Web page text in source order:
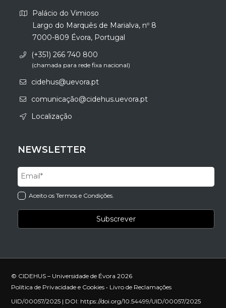
Palácio do Vimioso
Largo do Marquês de Marialva, nº 8
7000-809 Évora, Portugal
(+351) 266 740 800
(chamada para rede fixa nacional)
cidehus@uevora.pt
comunicação@cidehus.uevora.pt
Localização
NEWSLETTER
Aceito os Termos e Condições.
© CIDEHUS – Universidade de Évora 2026
Política de Privacidade e Cookies • Livro de Reclamações
UID/00057/2025 | DOI: https://doi.org/10.54499/UID/00057/2025